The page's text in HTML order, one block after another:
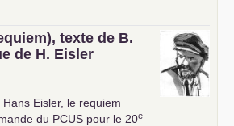
texte de B.
de H. Eisler
Eisler, le requiem
du PCUS pour le 20e